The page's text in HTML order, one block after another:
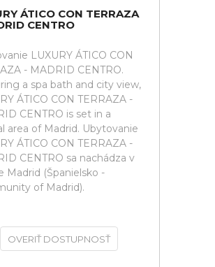
ÁTICO CON TERRAZA
CENTRO
LUXURY ÁTICO CON
- MADRID CENTRO.
a spa bath and city view,
ÁTICO CON TERRAZA -
CENTRO is set in a
area of Madrid. Ubytovanie
ÁTICO CON TERRAZA -
CENTRO sa nachádza v
Madrid (Španielsko -
of Madrid).
OVERIŤ DOSTUPNOSŤ